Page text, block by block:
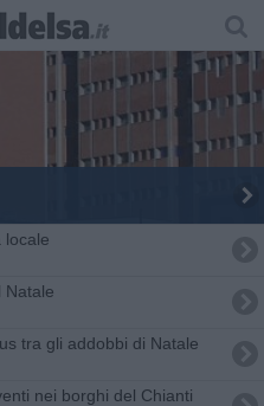
locale
Natale
tra gli addobbi di Natale
nei borghi del Chianti